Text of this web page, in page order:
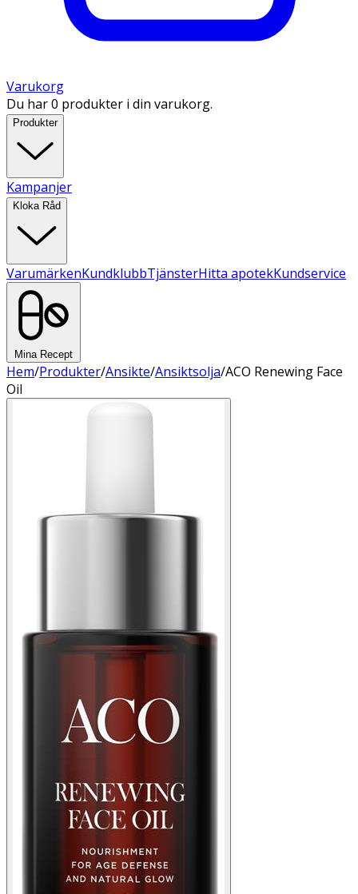
Varukorg
Du har 0 produkter i din varukorg.
Produkter
Kampanjer
Kloka Råd
VarumärkenKundklubbTjänsterHitta apotekKundservice
Mina Recept
Hem/Produkter/Ansikte/Ansiktsolja/ACO Renewing Face
Oil